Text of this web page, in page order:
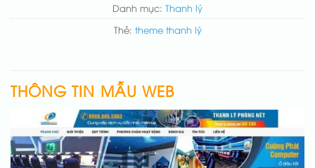
Danh mục: Thanh lý
Thẻ: theme thanh lý
THÔNG TIN MẪU WEB